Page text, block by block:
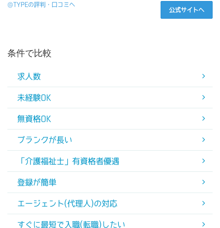
@TYPEの評判・口コミへ
公式サイトへ
条件で比較
求人数
未経験OK
無資格OK
ブランクが長い
「介護福祉士」有資格者優遇
登録が簡単
エージェント(代理人)の対応
すぐに最短で入職(転職)したい